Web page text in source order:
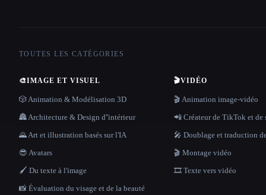
TOUTES LES CATÉGORIES
🎨IMAGE ET VISUEL
🎲 Animation & Modélisation 3D
🏯 Architecture & Design d''intérieur
🌄 Art et illustration basés sur l'IA
😎 Avatars
🖌️ Du texte à l'image
📸 Évaluation du visage et de la beauté
🎬VIDÉO
🎬 Animation image-vidéo
📲 Créateur de TikTok et de
🎤 Doublage et traduction
🎬 Montage vidéo
🎞️ Texte vers vidéo